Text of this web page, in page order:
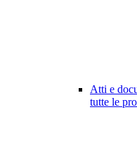
Atti e
tutte le